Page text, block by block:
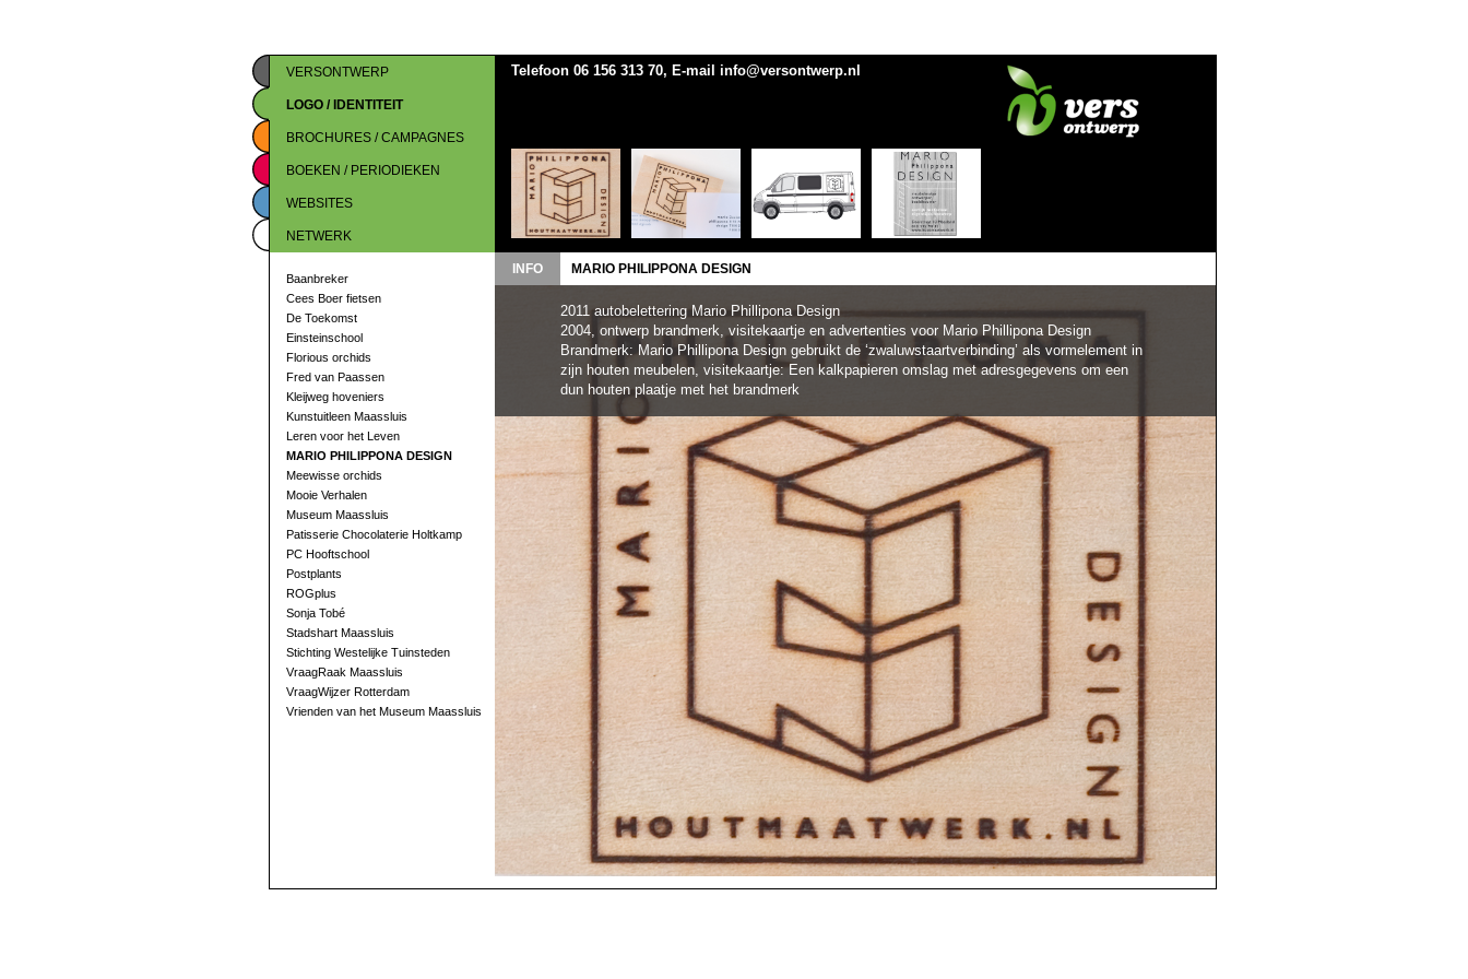
VERSONTWERP
LOGO / IDENTITEIT
BROCHURES / CAMPAGNES
BOEKEN / PERIODIEKEN
WEBSITES
NETWERK
Baanbreker
Cees Boer fietsen
De Toekomst
Einsteinschool
Florious orchids
Fred van Paassen
Kleijweg hoveniers
Kunstuitleen Maassluis
Leren voor het Leven
MARIO PHILIPPONA DESIGN
Meewisse orchids
Mooie Verhalen
Museum Maassluis
Patisserie Chocolaterie Holtkamp
PC Hooftschool
Postplants
ROGplus
Sonja Tobé
Stadshart Maassluis
Stichting Westelijke Tuinsteden
VraagRaak Maassluis
VraagWijzer Rotterdam
Vrienden van het Museum Maassluis
Telefoon 06 156 313 70, E-mail info@versontwerp.nl
INFO MARIO PHILIPPONA DESIGN
2011 autobelettering Mario Phillipona Design
2004, ontwerp brandmerk, visitekaartje en advertenties voor Mario Phillipona Design
Brandmerk: Mario Phillipona Design gebruikt de ‘zwaluwstaartverbinding’ als vormelement in
zijn houten meubelen, visitekaartje: Een kalkpapieren omslag met adresgegevens om een
dun houten plaatje met het brandmerk